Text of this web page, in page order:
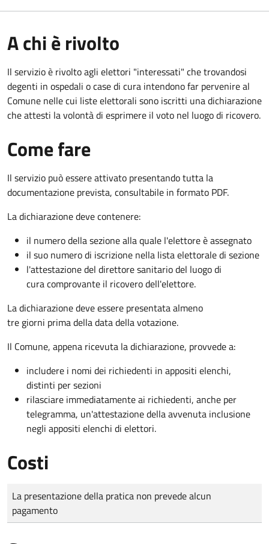
A chi è rivolto
Il servizio è rivolto agli elettori "interessati" che trovandosi
degenti in ospedali o case di cura intendono far pervenire al
Comune nelle cui liste elettorali sono iscritti una dichiarazione
che attesti la volontà di esprimere il voto nel luogo di ricovero.
Come fare
Il servizio può essere attivato presentando tutta la
documentazione prevista, consultabile in formato PDF.
La dichiarazione deve contenere:
il numero della sezione alla quale l'elettore è assegnato
il suo numero di iscrizione nella lista elettorale di sezione
l'attestazione del direttore sanitario del luogo di
cura comprovante il ricovero dell'elettore.
La dichiarazione deve essere presentata almeno
tre giorni prima della data della votazione.
Il Comune, appena ricevuta la dichiarazione, provvede a:
includere i nomi dei richiedenti in appositi elenchi,
distinti per sezioni
rilasciare immediatamente ai richiedenti, anche per
telegramma, un'attestazione della avvenuta inclusione
negli appositi elenchi di elettori.
Costi
Tipo di pagamento
Importo
La presentazione della pratica non prevede alcun
pagamento